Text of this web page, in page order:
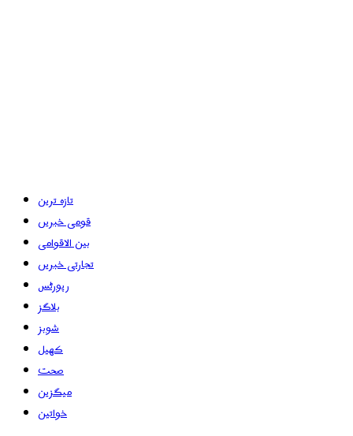
تازہ ترین
قومی خبریں
بین الاقوامی
تجارتی خبریں
رپورٹس
بلاگز
شوبز
کھیل
صحت
میگزین
خواتین